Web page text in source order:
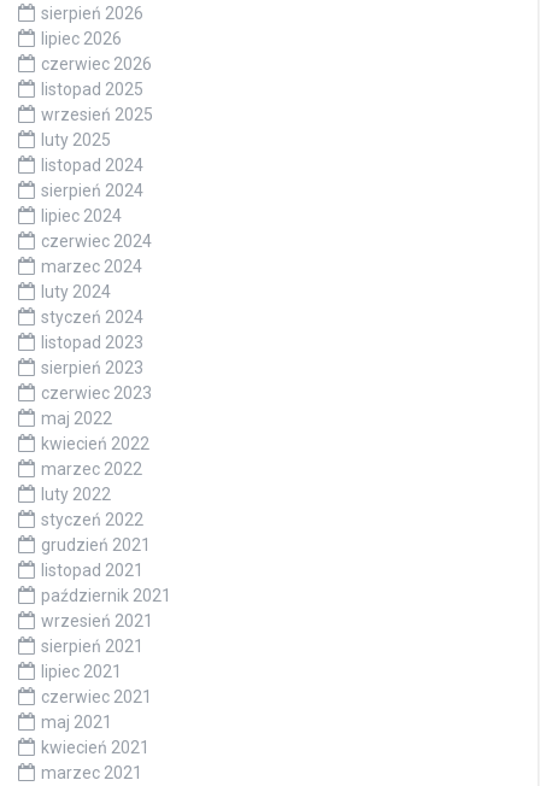
sierpień 2026
lipiec 2026
czerwiec 2026
listopad 2025
wrzesień 2025
luty 2025
listopad 2024
sierpień 2024
lipiec 2024
czerwiec 2024
marzec 2024
luty 2024
styczeń 2024
listopad 2023
sierpień 2023
czerwiec 2023
maj 2022
kwiecień 2022
marzec 2022
luty 2022
styczeń 2022
grudzień 2021
listopad 2021
październik 2021
wrzesień 2021
sierpień 2021
lipiec 2021
czerwiec 2021
maj 2021
kwiecień 2021
marzec 2021